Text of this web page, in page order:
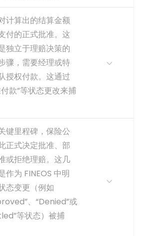
这对客户而言是一个关键的“真
相时刻”。分析从授权到签发的
时间有助于简化支付流程并改
善客户体验。
这可以是来自FINEOS内部支付
交易日志表中的明确事件，或
来自集成的应付账款系统。状
使用支付分类账中的交易日期
或状态变为“已支付”的时间戳。
计算出的结算金额
付的正式批准。这
独立于理赔决策的
骤，需要经理或特
授权付款。这通过
款”等状态更改来捕
此活动对于“付款授权周期”这一
KPI至关重要。决策到授权之间
的延迟，可能是一个影响客户
满意度的重要隐性瓶颈。
可从理赔状态历史中，状态变
更为‘待付款’、‘准备付款’或‘付
款已授权’的时间戳推断。
状态变为“Approved for
键里程碑，保险公
正式决定批准、部
或拒绝理赔。这几
作为 FINEOS 中明
态变更（例如
、“Denied”或
等状态）被捕